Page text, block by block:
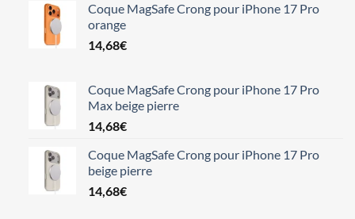
Coque MagSafe Crong pour iPhone 17 Pro
orange
14,68€
Coque MagSafe Crong pour iPhone 17 Pro
Max beige pierre
14,68€
Coque MagSafe Crong pour iPhone 17 Pro
beige pierre
14,68€